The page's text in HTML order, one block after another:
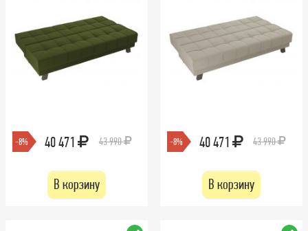
-8% 40 471 43 990
В корзину
-8% 40 471 43 990
В корзину